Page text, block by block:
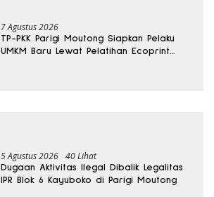
7 Agustus 2026
TP-PKK Parigi Moutong Siapkan Pelaku
UMKM Baru Lewat Pelatihan Ecoprint
5 Agustus 2026 40 Lihat
Dugaan Aktivitas Ilegal Dibalik Legalitas
IPR Blok 6 Kayuboko di Parigi Moutong